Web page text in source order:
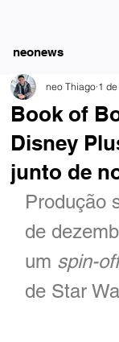
neonews
Book of
Disney
junto de
neo Thiago 1
Produção
de
um spin-
de Star